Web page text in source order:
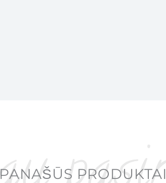
PANAŠŪS PRODUKTAI